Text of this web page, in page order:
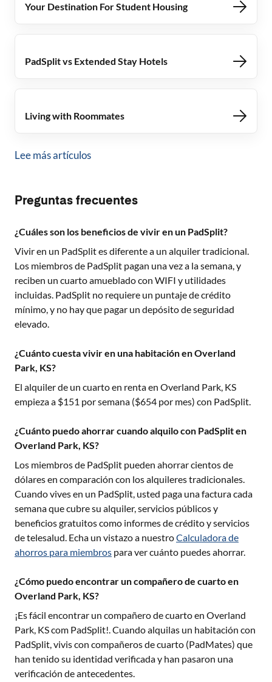
Your Destination For Student Housing
PadSplit vs Extended Stay Hotels
Living with Roommates
Lee más artículos
Preguntas frecuentes
¿Cuáles son los beneficios de vivir en un PadSplit?
Vivir en un PadSplit es diferente a un alquiler tradicional.
Los miembros de PadSplit pagan una vez a la semana, y
reciben un cuarto amueblado con WIFI y utilidades
incluidas. PadSplit no requiere un puntaje de crédito
mínimo, y no hay que pagar un depósito de seguridad
elevado.
¿Cuánto cuesta vivir en una habitación en Overland
Park, KS?
El alquiler de un cuarto en renta en Overland Park, KS
empieza a $151 por semana ($654 por mes) con PadSplit.
¿Cuánto puedo ahorrar cuando alquilo con PadSplit en
Overland Park, KS?
Los miembros de PadSplit pueden ahorrar cientos de
dólares en comparación con los alquileres tradicionales.
Cuando vives en un PadSplit, usted paga una factura cada
semana que cubre su alquiler, servicios públicos y
beneficios gratuitos como informes de crédito y servicios
de telesalud. Echa un vistazo a nuestroCalculadora de
ahorros para miembros para ver cuánto puedes ahorrar.
¿Cómo puedo encontrar un compañero de cuarto en
Overland Park, KS?
¡Es fácil encontrar un compañero de cuarto en Overland
Park, KScom PadSplit!. Cuando alquilas un habitación con
PadSplit, vivis con compañeros de cuarto (PadMates) que
han tenido su identidad verificada y han pasaron una
verificación de antecedentes.